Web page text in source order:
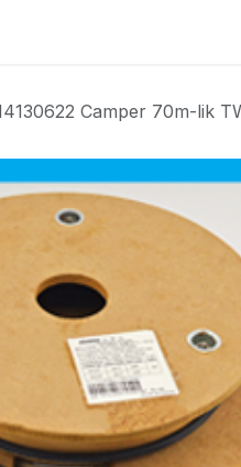
Camper 70m-lik